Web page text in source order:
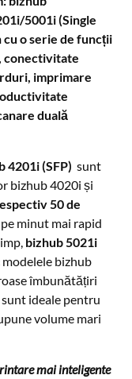
5001i (Single
o serie de funcții
conectivitate
imprimare
duală
4201i (SFP) sunt
bizhub 4020i și
50 de
minut mai rapid
bizhub 5021i
bizhub
îmbunătățiri
ideale pentru
volume mari
mai inteligente